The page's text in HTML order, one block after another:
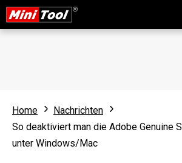
Home
Nachrichten
So deaktiviert man die Adobe Genuine
unter Windows/Mac